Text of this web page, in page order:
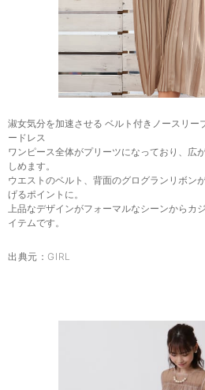
淑女気分を加速させる ベルト付きノースリー
ードレス
ワンピース全体がプリーツになっており、広
しめます。
ウエストのベルト、背面のグログランリボン
げるポイントに。
上品なデザインがフォーマルなシーンからカ
イテムです。
出典元： GIRL